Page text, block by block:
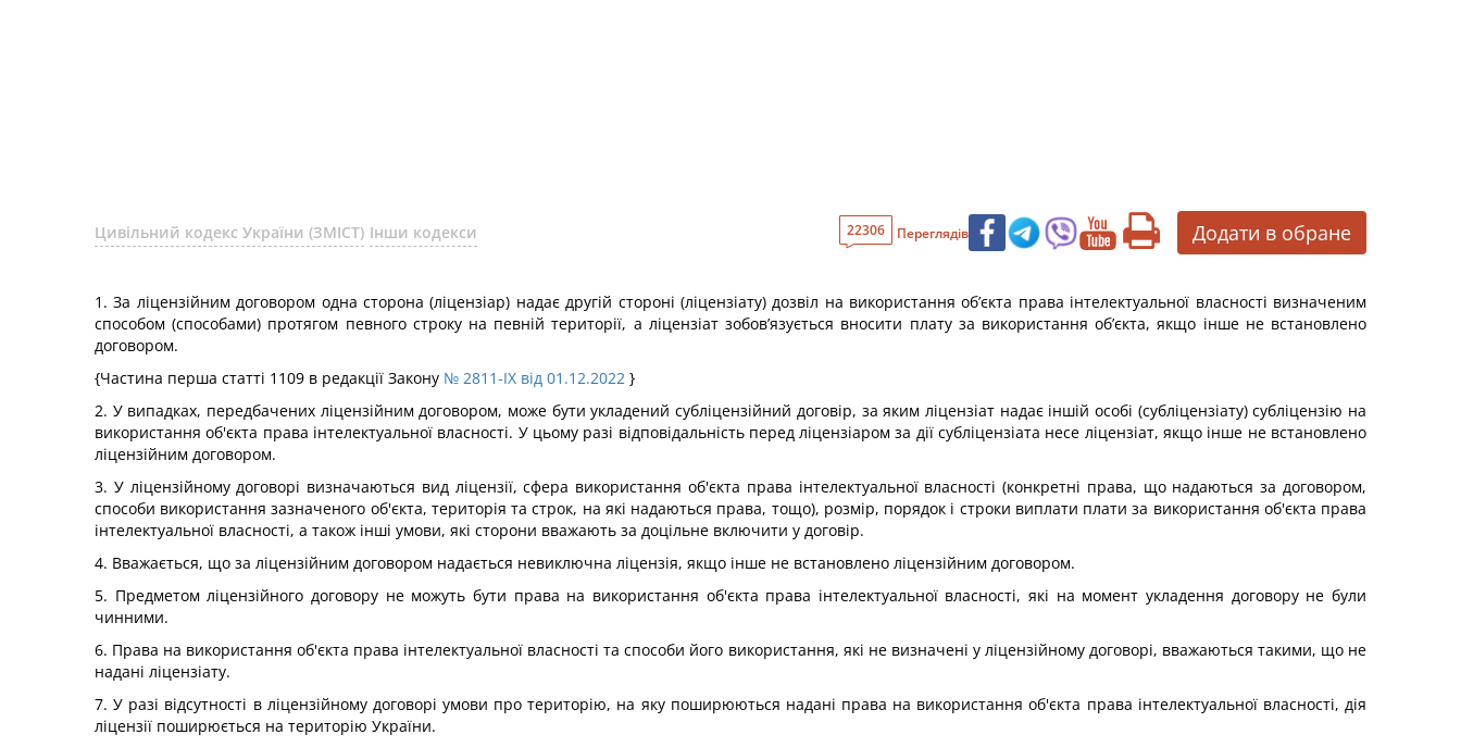
Цивільний кодекс України (ЗМІСТ) Інши кодекси 22306 Переглядів Додати в обране
1. За ліцензійним договором одна сторона (ліцензіар) надає другій стороні (ліцензіату) дозвіл на використання об’єкта права інтелектуальної власності визначеним
способом (способами) протягом певного строку на певній території, а ліцензіат зобов’язується вносити плату за використання об’єкта, якщо інше не встановлено
договором.
{Частина перша статті 1109 в редакції Закону № 2811-IX від 01.12.2022 }
2. У випадках, передбачених ліцензійним договором, може бути укладений субліцензійний договір, за яким ліцензіат надає іншій особі (субліцензіату) субліцензію на
використання об'єкта права інтелектуальної власності. У цьому разі відповідальність перед ліцензіаром за дії субліцензіата несе ліцензіат, якщо інше не встановлено
ліцензійним договором.
3. У ліцензійному договорі визначаються вид ліцензії, сфера використання об'єкта права інтелектуальної власності (конкретні права, що надаються за договором,
способи використання зазначеного об'єкта, територія та строк, на які надаються права, тощо), розмір, порядок і строки виплати плати за використання об'єкта права
інтелектуальної власності, а також інші умови, які сторони вважають за доцільне включити у договір.
4. Вважається, що за ліцензійним договором надається невиключна ліцензія, якщо інше не встановлено ліцензійним договором.
5. Предметом ліцензійного договору не можуть бути права на використання об'єкта права інтелектуальної власності, які на момент укладення договору не були
чинними.
6. Права на використання об'єкта права інтелектуальної власності та способи його використання, які не визначені у ліцензійному договорі, вважаються такими, що не
надані ліцензіату.
7. У разі відсутності в ліцензійному договорі умови про територію, на яку поширюються надані права на використання об'єкта права інтелектуальної власності, дія
ліцензії поширюється на територію України.